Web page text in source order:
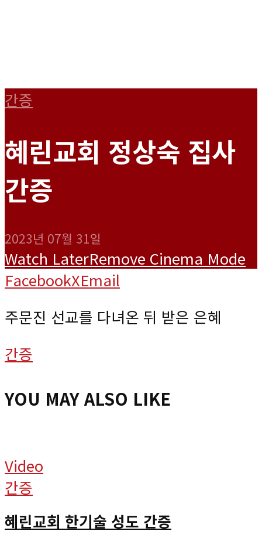
간증
혜린교회 정상숙 집사
간증
2023년 07월 31일
Watch LaterRemove Cinema Mode
FacebookXEmail
주문진 선교를 다녀온 뒤 받은 은혜
간증
YOU MAY ALSO LIKE
Video
간증
혜린교회 한기술 성도 간증